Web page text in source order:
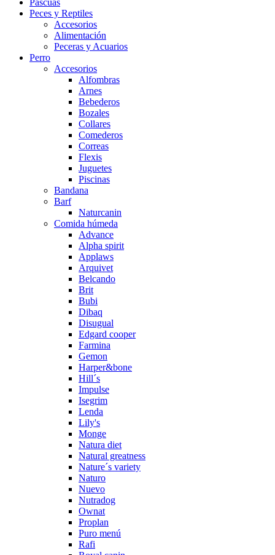
Pascuas
Peces y Reptiles
Accesorios
Alimentación
Peceras y Acuarios
Perro
Accesorios
Alfombras
Arnes
Bebederos
Bozales
Collares
Comederos
Correas
Flexis
Juguetes
Piscinas
Bandana
Barf
Naturcanin
Comida húmeda
Advance
Alpha spirit
Applaws
Arquivet
Belcando
Brit
Bubi
Dibaq
Disugual
Edgard cooper
Farmina
Gemon
Harper&bone
Hill´s
Impulse
Isegrim
Lenda
Lily's
Monge
Natura diet
Natural greatness
Nature´s variety
Naturo
Nuevo
Nutradog
Ownat
Proplan
Puro menú
Rafi